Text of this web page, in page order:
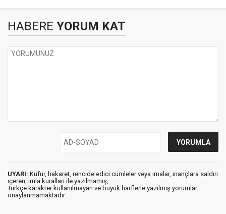
HABERE YORUM KAT
UYARI: Küfür, hakaret, rencide edici cümleler veya imalar, inançlara saldırı
içeren, imla kuralları ile yazılmamış,
Türkçe karakter kullanılmayan ve büyük harflerle yazılmış yorumlar
onaylanmamaktadır.